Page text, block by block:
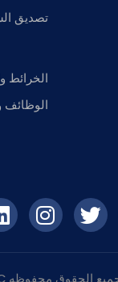
تصديق
الخرائط
الوظائف